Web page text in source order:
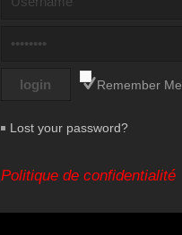
Remember Me
Lost your password?
Politique de confidentialité